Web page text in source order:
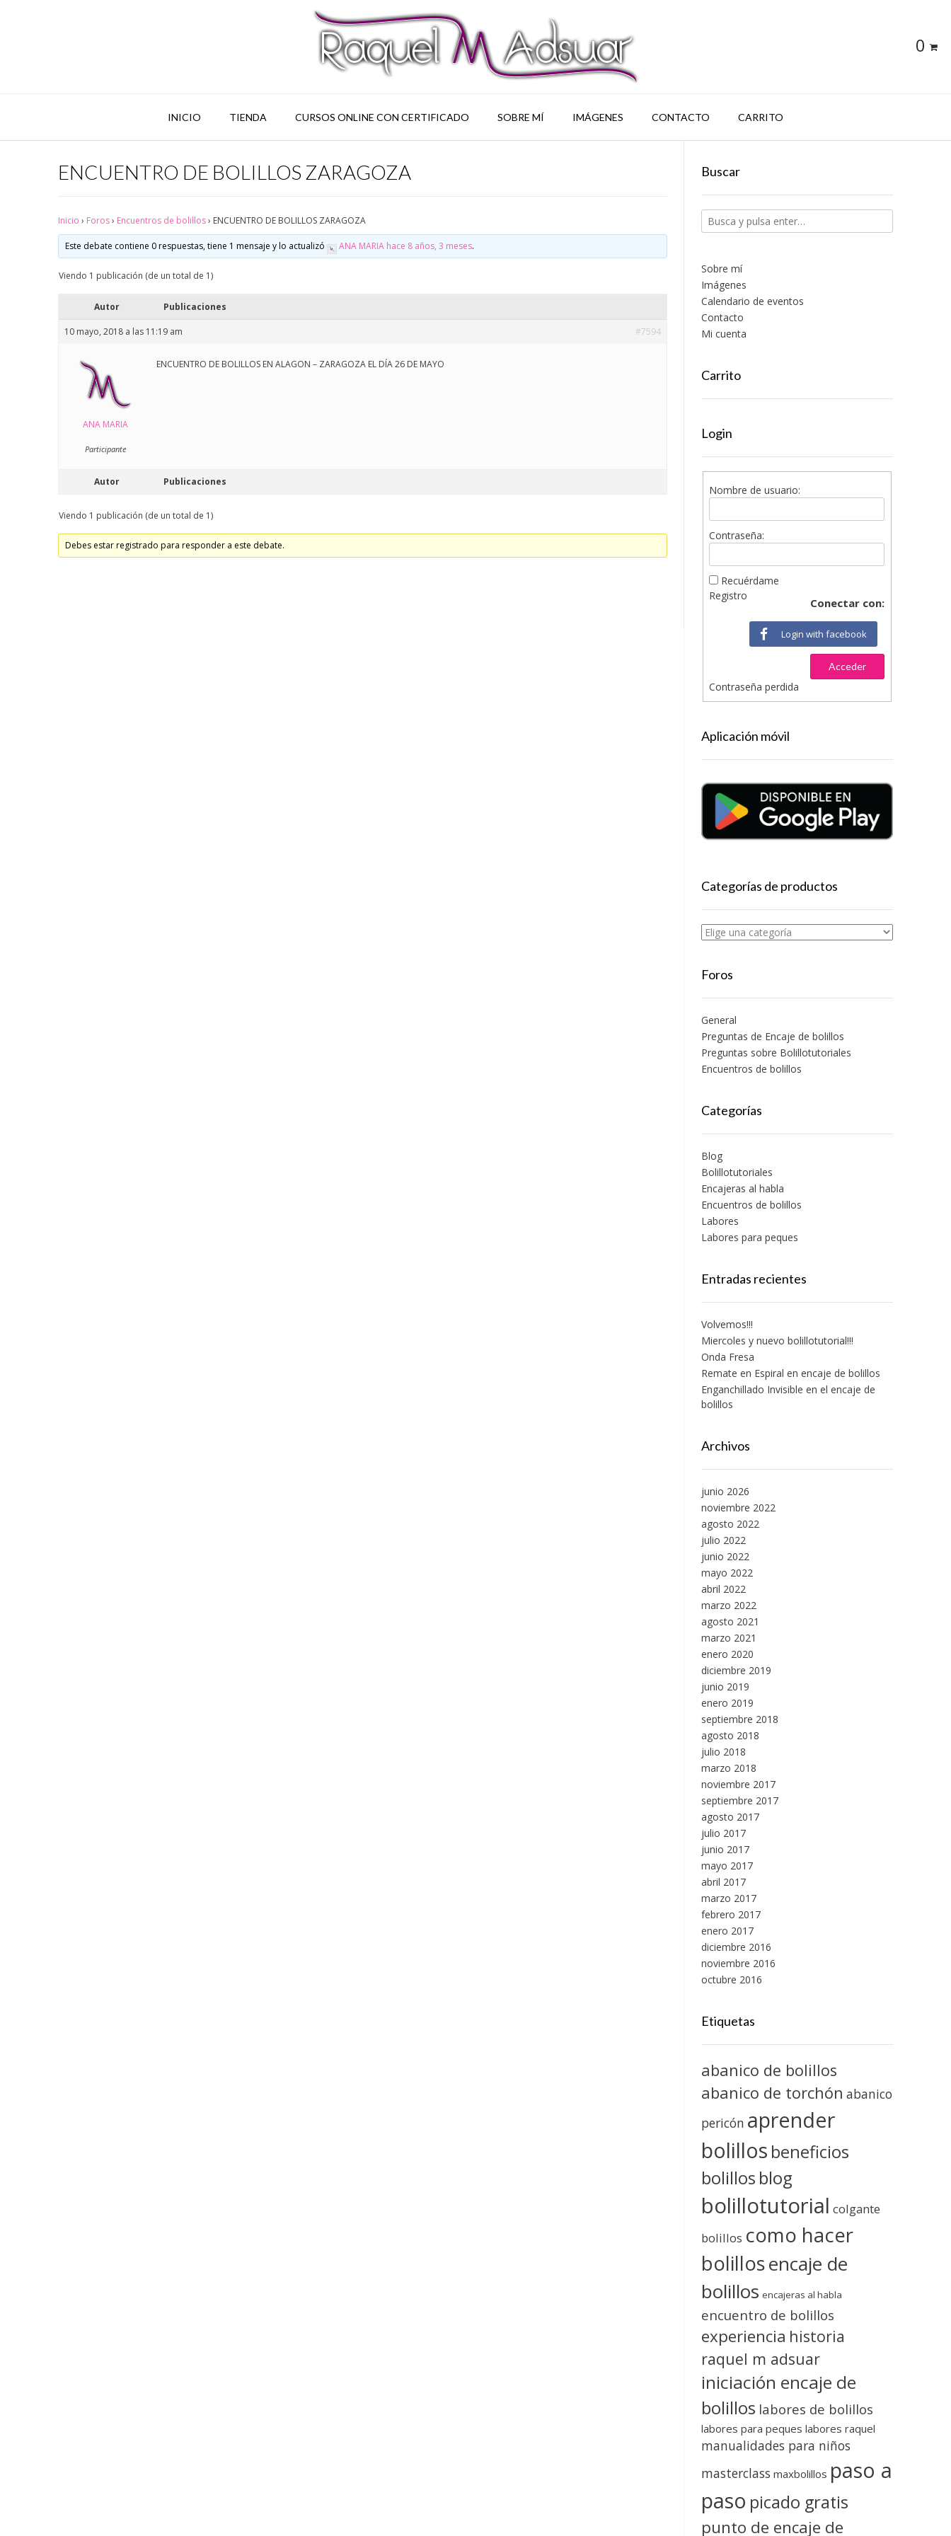
0
INICIO TIENDA CURSOS ONLINE CON CERTIFICADO SOBRE MÍ IMÁGENES CONTACTO CARRITO
ENCUENTRO DE BOLILLOS ZARAGOZA
Inicio › Foros› Encuentros de bolillos› ENCUENTRO DE BOLILLOS ZARAGOZA
Este debate contiene 0 respuestas, tiene 1 mensaje y lo actualizó ANA MARIA hace 8 años, 3 meses.
Viendo 1 publicación (de un total de 1)
Autor Publicaciones
10 mayo, 2018 a las 11:19 am #7594
ANA MARIA
Participante
ENCUENTRO DE BOLILLOS EN ALAGON – ZARAGOZA EL DÍA 26 DE MAYO
Autor Publicaciones
Viendo 1 publicación (de un total de 1)
Debes estar registrado para responder a este debate.
Buscar
Sobre mí
Imágenes
Calendario de eventos
Contacto
Mi cuenta
Carrito
Login
Nombre de usuario:
Contraseña:
Recuérdame
Conectar con:
Login with facebook
Acceder
Registro
Contraseña perdida
Aplicación móvil
Categorías de productos
Foros
General
Preguntas de Encaje de bolillos
Preguntas sobre Bolillotutoriales
Encuentros de bolillos
Categorías
Blog
Bolillotutoriales
Encajeras al habla
Encuentros de bolillos
Labores
Labores para peques
Entradas recientes
Volvemos!!!
Miercoles y nuevo bolillotutorial!!!
Onda Fresa
Remate en Espiral en encaje de bolillos
Enganchillado Invisible en el encaje de
bolillos
Archivos
junio 2026
noviembre 2022
agosto 2022
julio 2022
junio 2022
mayo 2022
abril 2022
marzo 2022
agosto 2021
marzo 2021
enero 2020
diciembre 2019
junio 2019
enero 2019
septiembre 2018
agosto 2018
julio 2018
marzo 2018
noviembre 2017
septiembre 2017
agosto 2017
julio 2017
junio 2017
mayo 2017
abril 2017
marzo 2017
febrero 2017
enero 2017
diciembre 2016
noviembre 2016
octubre 2016
Etiquetas
abanico de bolillos
abanico de torchón abanico
pericón aprender
bolillos beneficios
bolillos blog
bolillotutorial colgante
bolillos como hacer
bolillosencaje de
bolillos encajeras al habla
encuentro de bolillos
experiencia historia
raquel m adsuar
iniciación encaje de
bolillos labores de bolillos
labores para peques labores raquel
manualidades para niños
masterclass maxbolillos paso a
paso picado gratis
punto de encaje de